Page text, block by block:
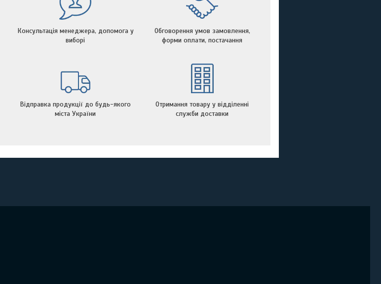
Консультація менеджера, допомога у
виборі
Обговорення умов замовлення,
форми оплати, постачання
Відправка продукції до будь-якого
міста України
Отримання товару у відділенні
служби доставки